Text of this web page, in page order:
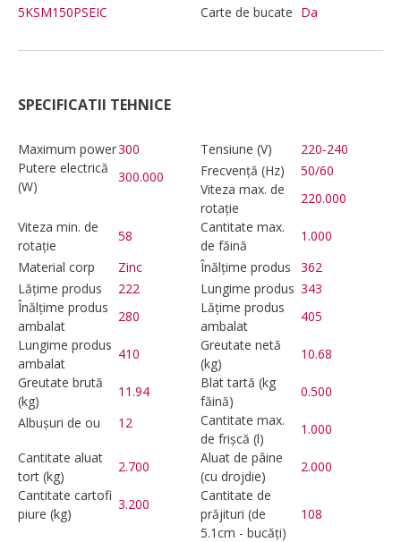
5KSM150PSEIC
Carte de bucate Da
SPECIFICATII TEHNICE
Maximum power300 Tensiune (V)
220-240
Putere electrică
(W)
300.000 Frecvență (Hz)
50/60
Viteza max. de
rotație
220.000
Viteza min. de
rotație
58
Cantitate max.
de făină
1.000
Material corp
Zinc Înălțime produs
362
Lățime produs
222 Lungime produs 343
Înălțime produs
ambalat
280
Lățime produs
ambalat
405
Lungime produs
ambalat
410
Greutate netă
(kg)
10.68
Greutate brută
(kg)
11.94
Blat tartă (kg
făină)
0.500
Albușuri de ou
12
Cantitate max.
de frișcă (l)
1.000
Cantitate aluat
tort (kg)
2.700
Aluat de pâine
(cu drojdie)
2.000
Cantitate cartofi
piure (kg)
3.200
Cantitate de
prăjituri (de
5.1cm - bucăți)
108